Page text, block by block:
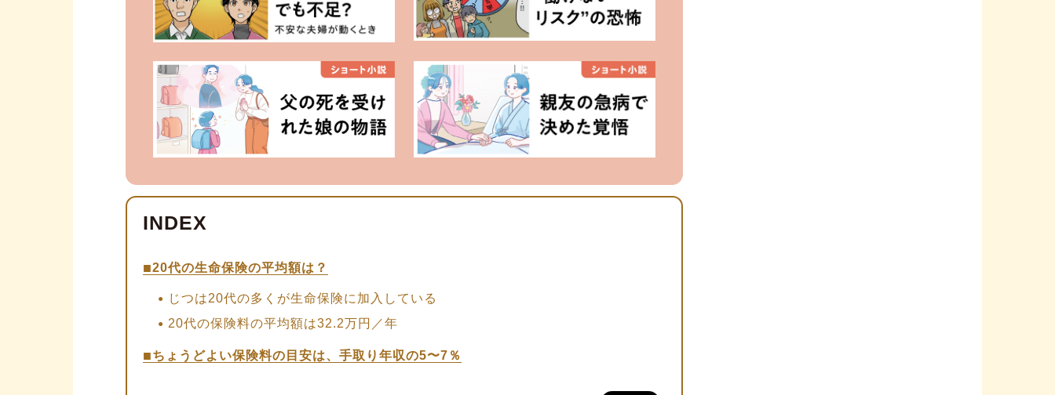
20代の生命保険の平均額は？
じつは20代の多くが生命保険に加入している
20代の保険料の平均額は32.2万円／年
ちょうどよい保険料の目安は、手取り年収の5〜7％